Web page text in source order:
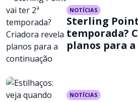
NOTÍCIAS
Sterling
temporada?
planos para
NOTÍCIAS